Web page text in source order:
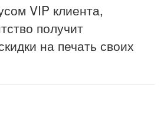
VIP клиента,
получит
на печать своих